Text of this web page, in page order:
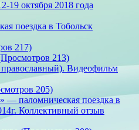
19 октября 2018 года
поездка в Тобольск
217)
213)
Видеофильм
205)
— паломническая поездка в
Коллективный отзыв